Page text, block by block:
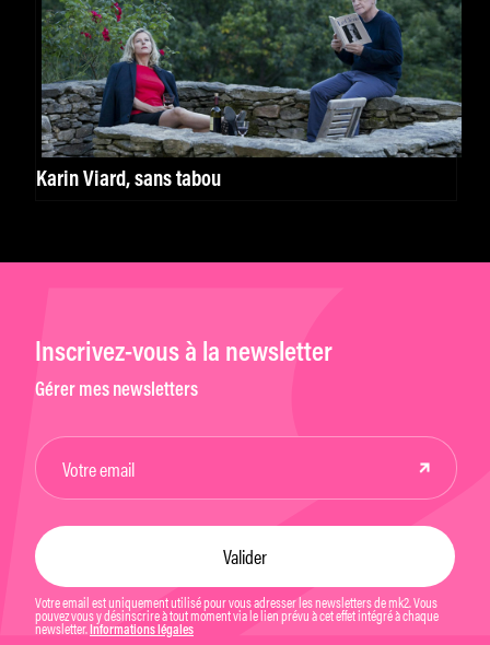
Karin Viard, sans tabou
Inscrivez-vous à la newsletter
Gérer mes newsletters
Votre email est uniquement utilisé pour vous adresser les newsletters de mk2. Vous
pouvez vous y désinscrire à tout moment via le lien prévu à cet effet intégré à chaque
newsletter. Informations légales